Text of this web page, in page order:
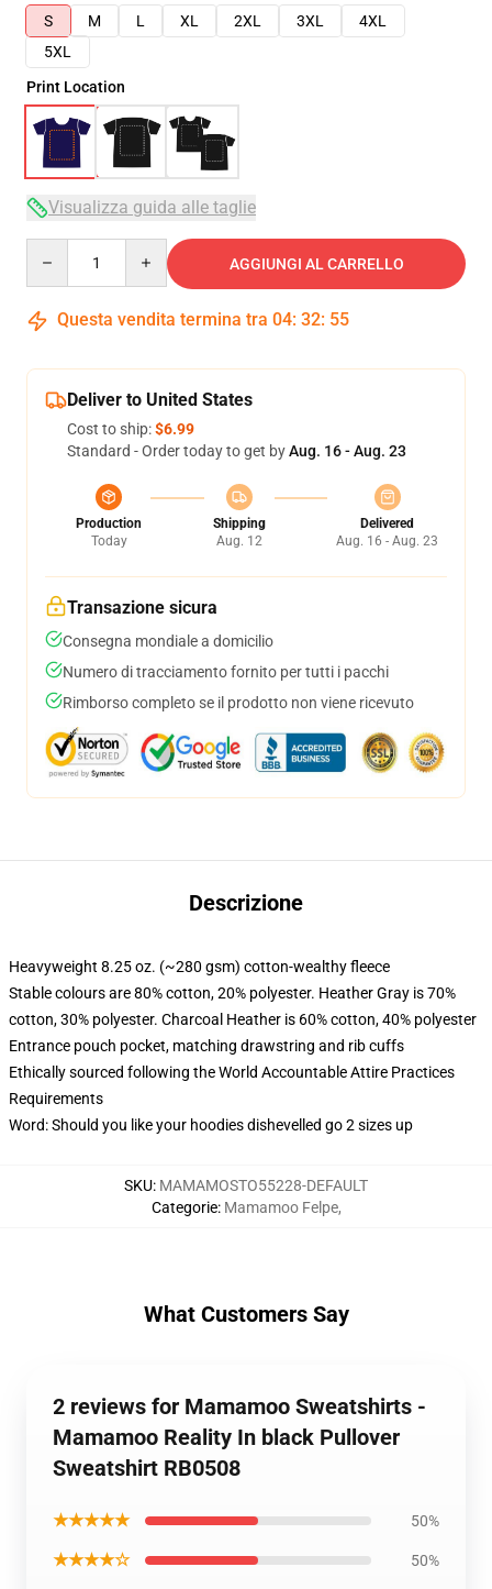
S
M L XL 2XL 3XL
4XL
5XL
Print Location
Visualizza guida alle taglie
AGGIUNGI AL CARRELLO
Questa vendita termina tra 04: 32: 54
Deliver to United States
Cost to ship:$6.99
Standard - Order today to get byAug. 16 - Aug. 23
Production
Today
Shipping
Aug. 12
Delivered
Aug. 16 - Aug. 23
Transazione sicura
Consegna mondiale a domicilio
Numero di tracciamento fornito per tutti i pacchi
Rimborso completo se il prodotto non viene ricevuto
Descrizione
Heavyweight 8.25 oz. (~280 gsm) cotton-wealthy fleece
Stable colours are 80% cotton, 20% polyester. Heather Gray is 70%
cotton, 30% polyester. Charcoal Heather is 60% cotton, 40% polyester
Entrance pouch pocket, matching drawstring and rib cuffs
Ethically sourced following the World Accountable Attire Practices
Requirements
Word: Should you like your hoodies dishevelled go 2 sizes up
SKU: MAMAMOSTO55228-DEFAULT
Categorie: Mamamoo Felpe,
What Customers Say
2 reviews for Mamamoo Sweatshirts -
Mamamoo Reality In black Pullover
Sweatshirt RB0508
★★★★★ 50%
★★★★☆ 50%